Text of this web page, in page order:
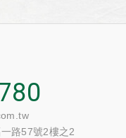
路57號2樓之2